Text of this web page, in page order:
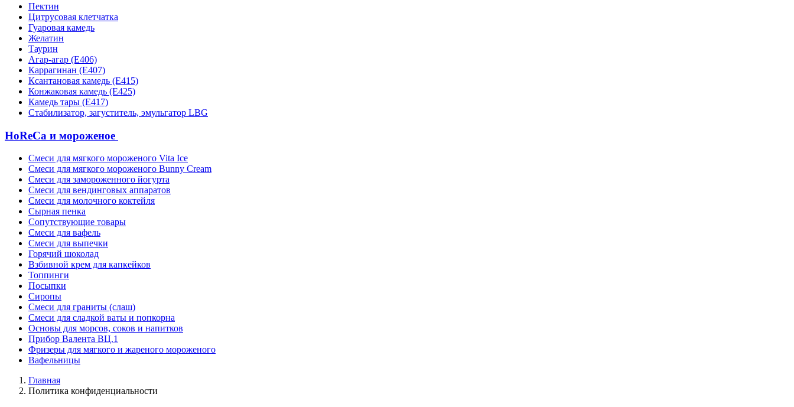
Пектин
Цитрусовая клетчатка
Гуаровая камедь
Желатин
Таурин
Агар-агар (Е406)
Каррагинан (Е407)
Ксантановая камедь (Е415)
Конжаковая камедь (Е425)
Камедь тары (Е417)
Стабилизатор, загуститель, эмульгатор LBG
HoReCa и мороженое
Смеси для мягкого мороженого Vita Ice
Смеси для мягкого мороженого Bunny Cream
Смеси для замороженного йогурта
Смеси для вендинговых аппаратов
Смеси для молочного коктейля
Сырная пенка
Сопутствующие товары
Смеси для вафель
Смеси для выпечки
Горячий шоколад
Взбивной крем для капкейков
Топпинги
Посыпки
Сиропы
Смеси для граниты (слаш)
Смеси для сладкой ваты и попкорна
Основы для морсов, соков и напитков
Прибор Валента ВЦ.1
Фризеры для мягкого и жареного мороженого
Вафельницы
Главная
Политика конфиденциальности